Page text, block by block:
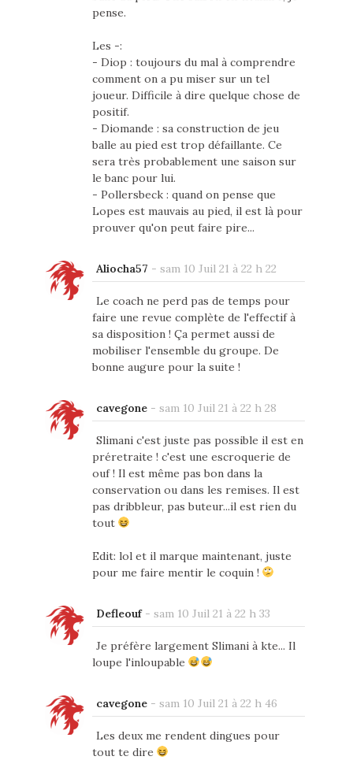
pense.
Les -:
- Diop : toujours du mal à comprendre
comment on a pu miser sur un tel
joueur. Difficile à dire quelque chose de
positif.
- Diomande : sa construction de jeu
balle au pied est trop défaillante. Ce
sera très probablement une saison sur
le banc pour lui.
- Pollersbeck : quand on pense que
Lopes est mauvais au pied, il est là pour
prouver qu'on peut faire pire...
Aliocha57 - sam 10 Juil 21 à 22 h 22
Le coach ne perd pas de temps pour
faire une revue complète de l'effectif à
sa disposition ! Ça permet aussi de
mobiliser l'ensemble du groupe. De
bonne augure pour la suite !
cavegone- sam 10 Juil 21 à 22 h 28
Slimani c'est juste pas possible il est en
préretraite ! c'est une escroquerie de
ouf ! Il est même pas bon dans la
conservation ou dans les remises. Il est
pas dribbleur, pas buteur...il est rien du
tout
Edit: lol et il marque maintenant, juste
pour me faire mentir le coquin !
Defleouf- sam 10 Juil 21 à 22 h 33
Je préfère largement Slimani à kte... Il
loupe l'inloupable
cavegone- sam 10 Juil 21 à 22 h 46
Les deux me rendent dingues pour
tout te dire